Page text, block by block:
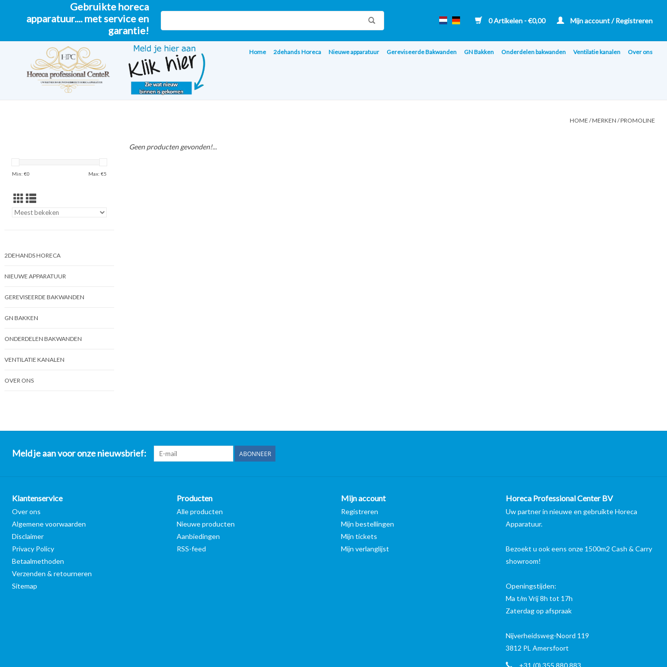
Gebruikte horeca
apparatuur.... met service en
garantie!
0 Artikelen - €0,00 Mijn account / Registreren
Home 2dehands Horeca Nieuwe apparatuur Gereviseerde Bakwanden GN Bakken Onderdelen bakwanden Ventilatie kanalen Over ons
HOME /MERKEN /PROMOLINE
Min: €0 Max: €5
2DEHANDS HORECA
NIEUWE APPARATUUR
GEREVISEERDE BAKWANDEN
GN BAKKEN
ONDERDELEN BAKWANDEN
VENTILATIE KANALEN
OVER ONS
Geen producten gevonden!...
Meld je aan voor onze nieuwsbrief: ABONNEER
Klantenservice
Over ons
Algemene voorwaarden
Disclaimer
Privacy Policy
Betaalmethoden
Verzenden & retourneren
Sitemap
Producten
Alle producten
Nieuwe producten
Aanbiedingen
RSS-feed
Mijn account
Registreren
Mijn bestellingen
Mijn tickets
Mijn verlanglijst
Horeca Professional Center BV
Uw partner in nieuwe en gebruikte Horeca
Apparatuur.
Bezoekt u ook eens onze 1500m2 Cash & Carry
showroom!
Openingstijden:
Ma t/m Vrij 8h tot 17h
Zaterdag op afspraak
Nijverheidsweg-Noord 119
3812 PL Amersfoort